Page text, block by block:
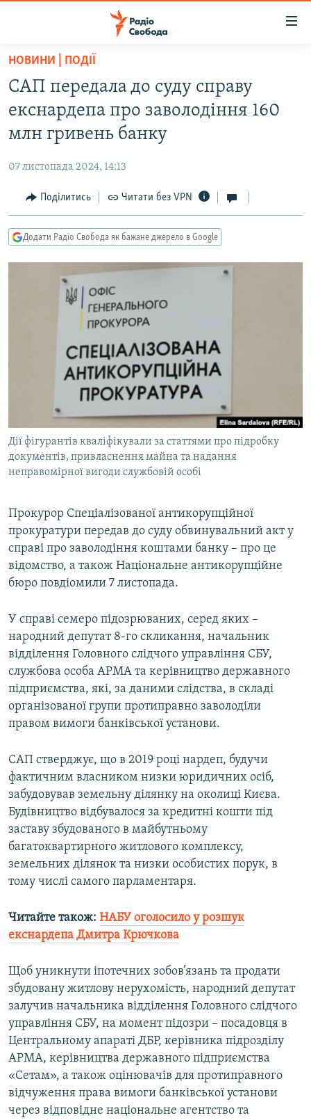
Перейти
основного
матеріалу
до
основної
Перейти
до
пошуку
ВСЕ ЗА ДОБУ
ЕКОНОМІКА
СУСПІЛЬСТВО
РОСІЙСЬКА «ФІЛЬТРАЦІЯ»
ДОНБАС.РЕАЛІЇ
ТИ ЯК?
КИТАЙ.ВИКЛИКИ
МУЛЬТИМЕДІА
СПЕЦПРОЄКТИ
КРИМ РЕАЛІЇ
РУС
УКР
КТАТ
ДОЛУЧАЙСЯ!
Усі сайти RFE/RL
НОВИНИ | ПОДІЇ
САП передала до суду справу
екснардепа про заволодіння 160
млн гривень банку
07 листопада 2024, 14:13
Поділитись Читати без VPN
Додати Радіо Свобода як бажане джерело в Google
Дії фігурантів кваліфікували за статтями про підробку
документів, привласнення майна та надання
неправомірної вигоди службовій особі
Прокурор Спеціалізованої антикорупційної
прокуратури передав до суду обвинувальний акт у
справі про заволодіння коштами банку – про це
відомство, а також Національне антикорупційне
бюро повдіомили 7 листопада.
У справі семеро підозрюваних, серед яких –
народний депутат 8-го скликання, начальник
відділення Головного слідчого управління СБУ,
службова особа АРМА та керівництво державного
підприємства, які, за даними слідства, в складі
організованої групи протиправно заволоділи
правом вимоги банківської установи.
САП стверджує, що в 2019 році нардеп, будучи
фактичним власником низки юридичних осіб,
забудовував земельну ділянку на околиці Києва.
Будівництво відбувалося за кредитні кошти під
заставу збудованого в майбутньому
багатоквартирного житлового комплексу,
земельних ділянок та низки особистих порук, в
тому числі самого парламентаря.
Читайте також: НАБУ оголосило у розшук
екснардепа Дмитра Крючкова
Щоб уникнути іпотечних зобов’язань та продати
збудовану житлову нерухомість, народний депутат
залучив начальника відділення Головного слідчого
управління СБУ, на момент підозри – посадовця в
Центральному апараті ДБР, керівника підрозділу
АРМА, керівництва державного підприємства
«Сетам», а також оцінювачів для протиправного
відчуження права вимоги банківської установи
через відповідне національне агентство та